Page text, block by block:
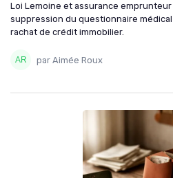
Loi Lemoine et assurance
suppression du questionnaire
rachat de crédit immobilier.
par Aimée Roux